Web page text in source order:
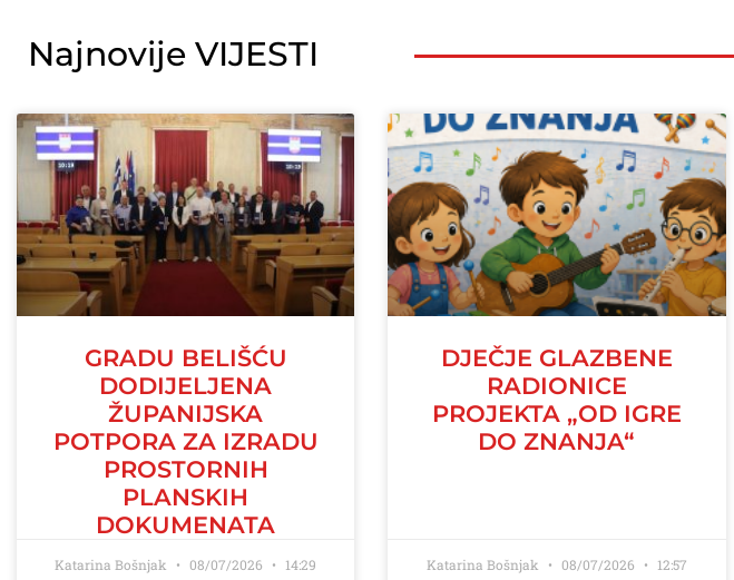
Najnovije VIJESTI
GRADU BELIŠĆU
DODIJELJENA
ŽUPANIJSKA
POTPORA ZA IZRADU
PROSTORNIH
PLANSKIH
DOKUMENATA
Katarina Bošnjak 08/07/2026 14:29
DJEČJE GLAZBENE
RADIONICE
PROJEKTA „OD IGRE
DO ZNANJA“
Katarina Bošnjak 08/07/2026 12:57